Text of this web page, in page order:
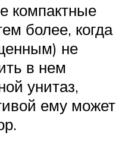
компактные
более, когда
не
в нем
унитаз,
ему может